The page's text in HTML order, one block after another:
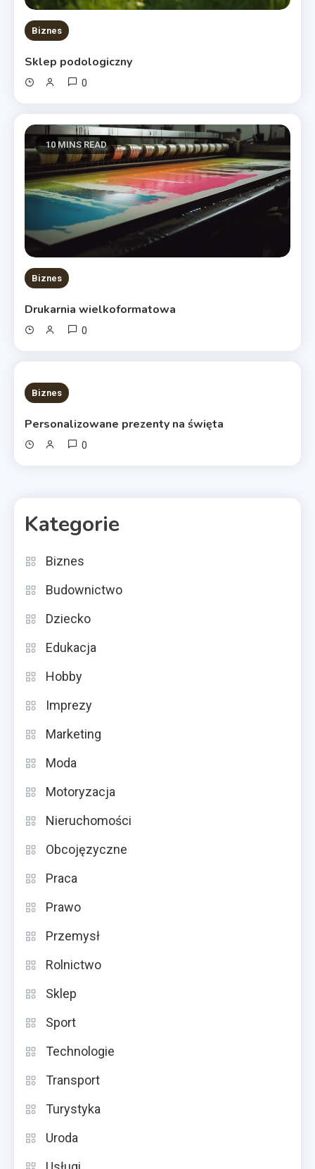
Biznes
Sklep podologiczny
0
10 MINS READ
Biznes
Drukarnia wielkoformatowa
0
20 MINS READ
Biznes
Personalizowane prezenty na święta
0
Kategorie
Biznes
Budownictwo
Dziecko
Edukacja
Hobby
Imprezy
Marketing
Moda
Motoryzacja
Nieruchomości
Obcojęzyczne
Praca
Prawo
Przemysł
Rolnictwo
Sklep
Sport
Technologie
Transport
Turystyka
Uroda